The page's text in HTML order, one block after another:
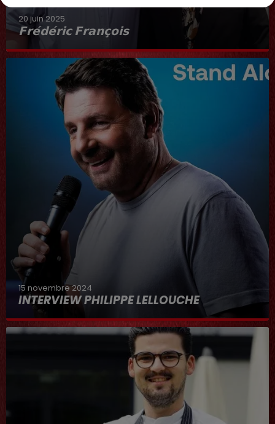
20 juin 2025
𝗙𝗿𝗲́𝗱𝗲́𝗿𝗶𝗰 𝗙𝗿𝗮𝗻𝗰̧𝗼𝗶𝘀
Interview du 20 juin 2025
15 novembre 2024
INTERVIEW PHILIPPE LELLOUCHE